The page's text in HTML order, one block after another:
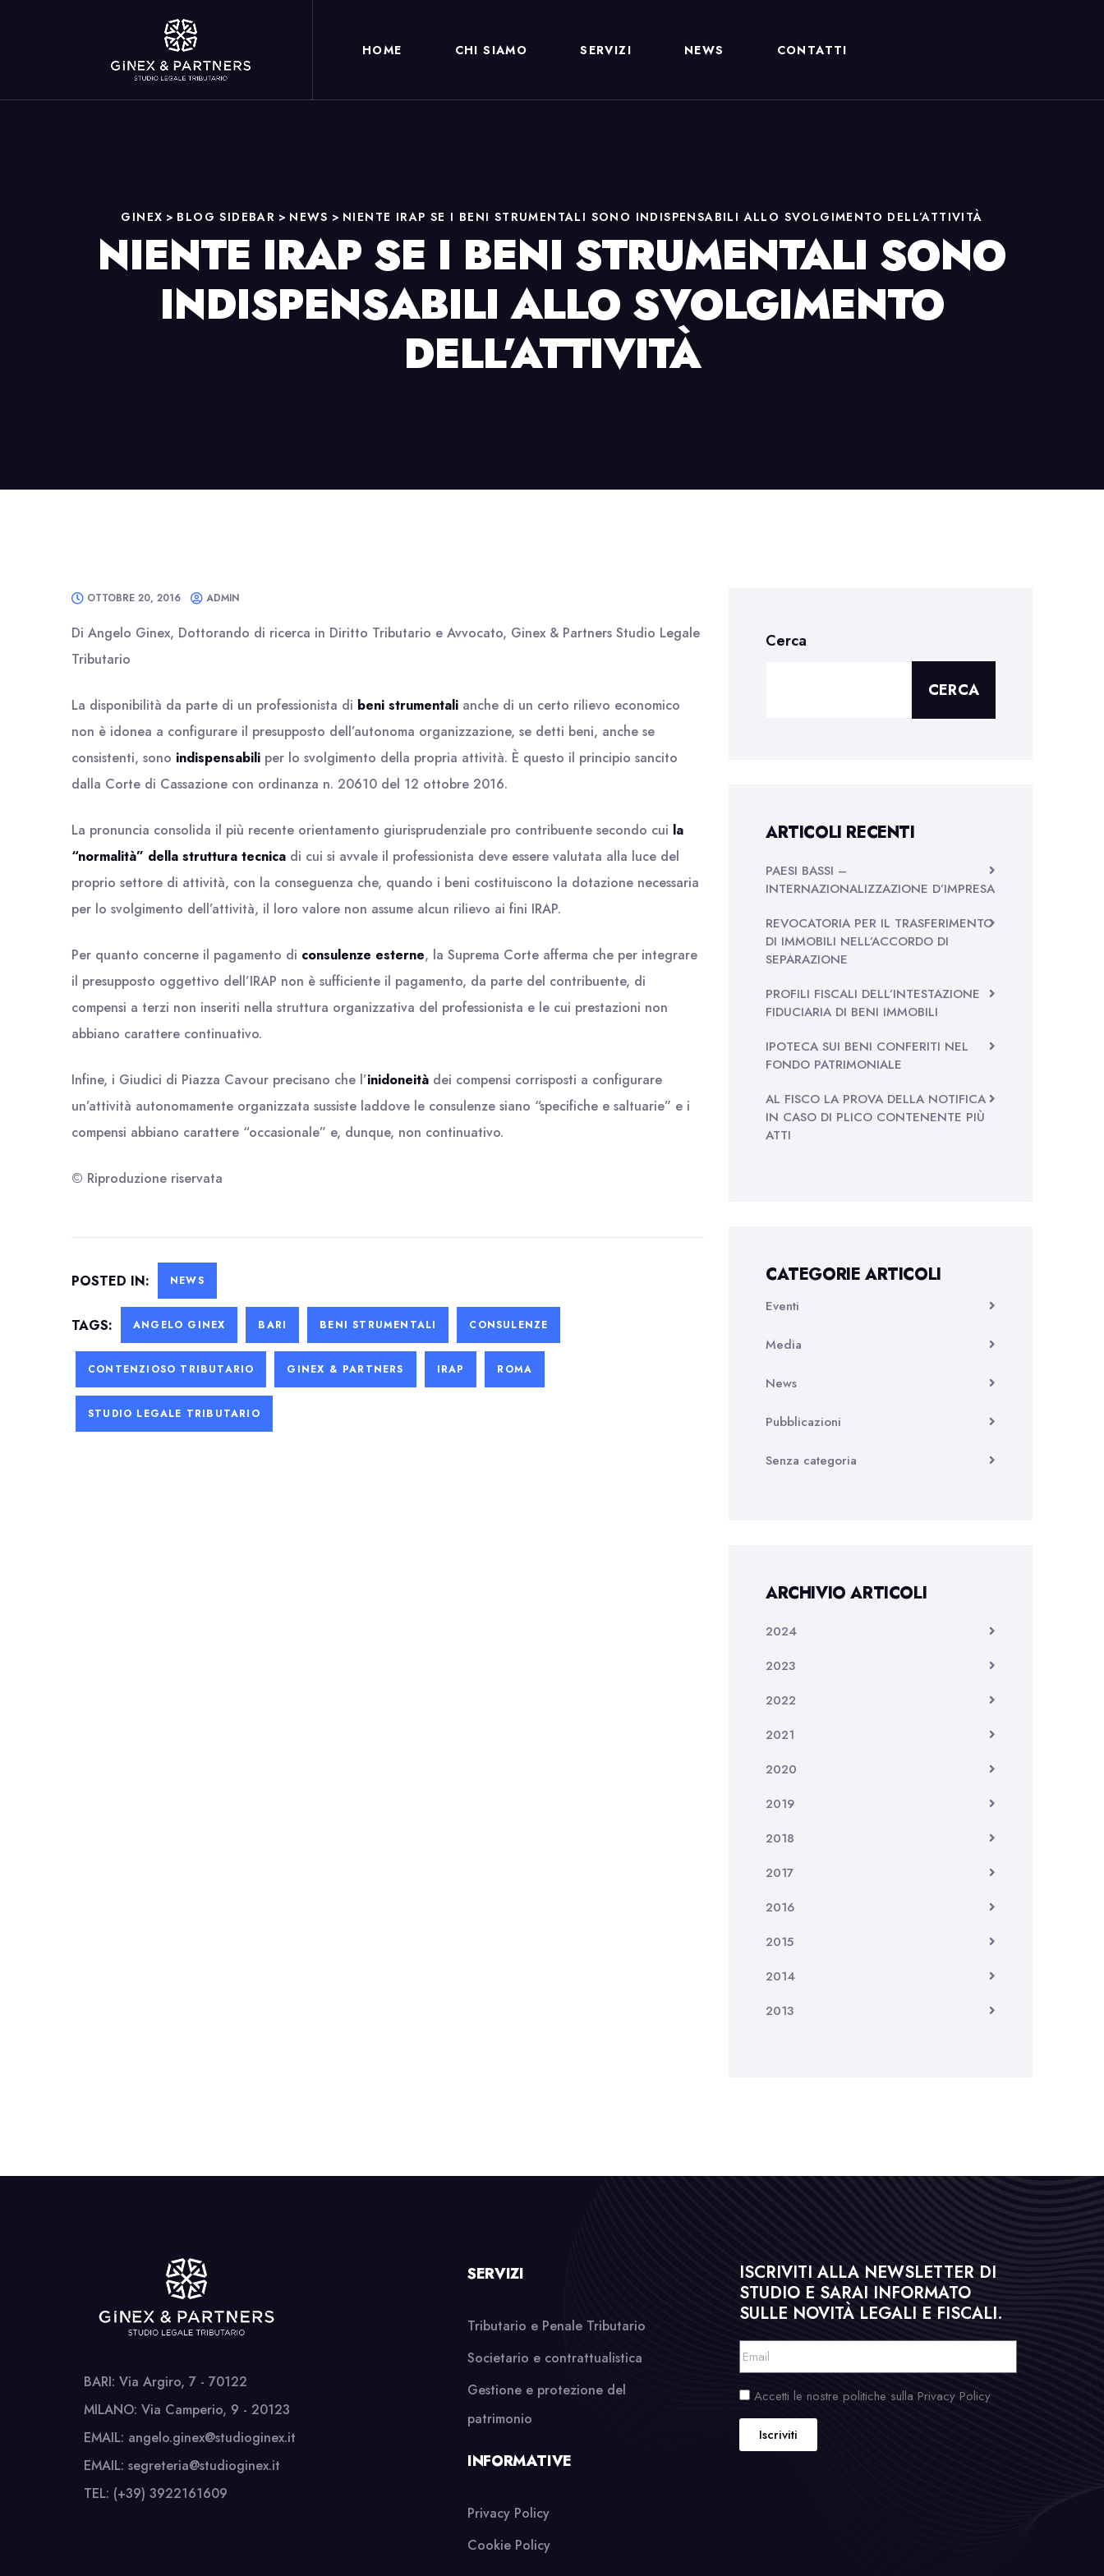
HOME CHI SIAMO SERVIZI NEWS CONTATTI
GINEX > BLOG SIDEBAR > NEWS > NIENTE IRAP SE I BENI STRUMENTALI SONO INDISPENSABILI ALLO SVOLGIMENTO DELL’ATTIVITÀ
NIENTE IRAP SE I BENI STRUMENTALI SONO
INDISPENSABILI ALLO SVOLGIMENTO
DELL’ATTIVITÀ
OTTOBRE 20, 2016 ADMIN
Di Angelo Ginex, Dottorando di ricerca in Diritto Tributario e Avvocato, Ginex & Partners Studio Legale
Tributario
La disponibilità da parte di un professionista di beni strumentali anche di un certo rilievo economico
non è idonea a configurare il presupposto dell’autonoma organizzazione, se detti beni, anche se
consistenti, sono indispensabili per lo svolgimento della propria attività. È questo il principio sancito
dalla Corte di Cassazione con ordinanza n. 20610 del 12 ottobre 2016.
La pronuncia consolida il più recente orientamento giurisprudenziale pro contribuente secondo cui la
“normalità” della struttura tecnica di cui si avvale il professionista deve essere valutata alla luce del
proprio settore di attività, con la conseguenza che, quando i beni costituiscono la dotazione necessaria
per lo svolgimento dell’attività, il loro valore non assume alcun rilievo ai fini IRAP.
Per quanto concerne il pagamento di consulenze esterne, la Suprema Corte afferma che per integrare
il presupposto oggettivo dell’IRAP non è sufficiente il pagamento, da parte del contribuente, di
compensi a terzi non inseriti nella struttura organizzativa del professionista e le cui prestazioni non
abbiano carattere continuativo.
Infine, i Giudici di Piazza Cavour precisano che l’inidoneità dei compensi corrisposti a configurare
un’attività autonomamente organizzata sussiste laddove le consulenze siano “specifiche e saltuarie” e i
compensi abbiano carattere “occasionale” e, dunque, non continuativo.
© Riproduzione riservata
POSTED IN: NEWS
TAGS: ANGELO GINEX BARI BENI STRUMENTALI CONSULENZE
CONTENZIOSO TRIBUTARIO GINEX & PARTNERS IRAP ROMA
STUDIO LEGALE TRIBUTARIO
Cerca
CERCA
ARTICOLI RECENTI
PAESI BASSI –
INTERNAZIONALIZZAZIONE D’IMPRESA
REVOCATORIA PER IL TRASFERIMENTO
DI IMMOBILI NELL’ACCORDO DI
SEPARAZIONE
PROFILI FISCALI DELL’INTESTAZIONE
FIDUCIARIA DI BENI IMMOBILI
IPOTECA SUI BENI CONFERITI NEL
FONDO PATRIMONIALE
AL FISCO LA PROVA DELLA NOTIFICA
IN CASO DI PLICO CONTENENTE PIÙ
ATTI
CATEGORIE ARTICOLI
Eventi
Media
News
Pubblicazioni
Senza categoria
ARCHIVIO ARTICOLI
2024
2023
2022
2021
2020
2019
2018
2017
2016
2015
2014
2013
BARI: Via Argiro, 7 - 70122
MILANO: Via Camperio, 9 - 20123
EMAIL: angelo.ginex@studioginex.it
EMAIL: segreteria@studioginex.it
TEL: (+39) 3922161609
SERVIZI
Tributario e Penale Tributario
Societario e contrattualistica
Gestione e protezione del
patrimonio
INFORMATIVE
Privacy Policy
Cookie Policy
ISCRIVITI ALLA NEWSLETTER DI
STUDIO E SARAI INFORMATO
SULLE NOVITÀ LEGALI E FISCALI.
Accetti le nostre politiche sulla Privacy Policy
Iscriviti